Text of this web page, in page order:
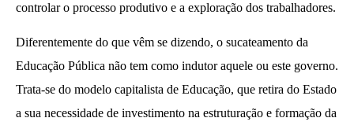
A Munição da Direita Não é Travesti
controlar o processo produtivo e a exploração dos trabalhadores.
Diferentemente do que vêm se dizendo, o sucateamento da
Educação Pública não tem como indutor aquele ou este governo.
Trata-se do modelo capitalista de Educação, que retira do Estado
a sua necessidade de investimento na estruturação e formação da